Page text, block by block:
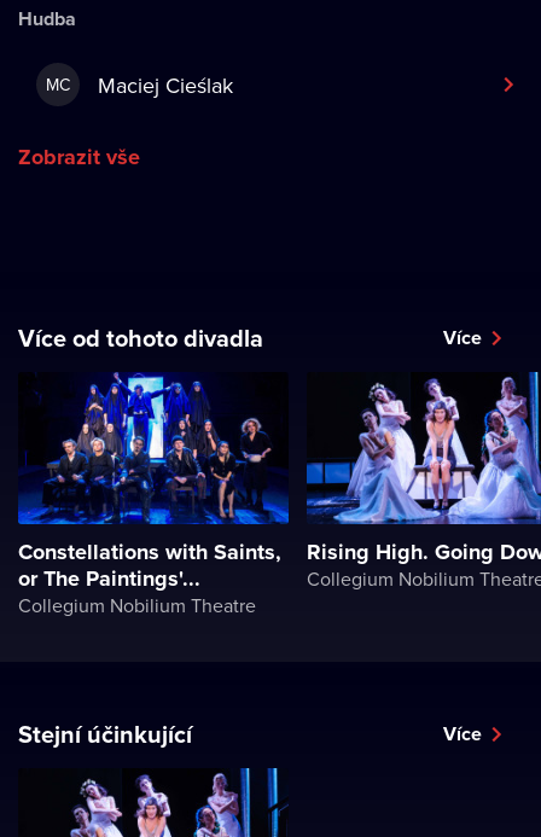
Hudba
MC Maciej Cieślak
Zobrazit vše
Více od tohoto divadla Více
Constellations with Saints,
or The Paintings'...
Collegium Nobilium Theatre
Rising High. Going
Collegium Nobilium
Stejní účinkující Více